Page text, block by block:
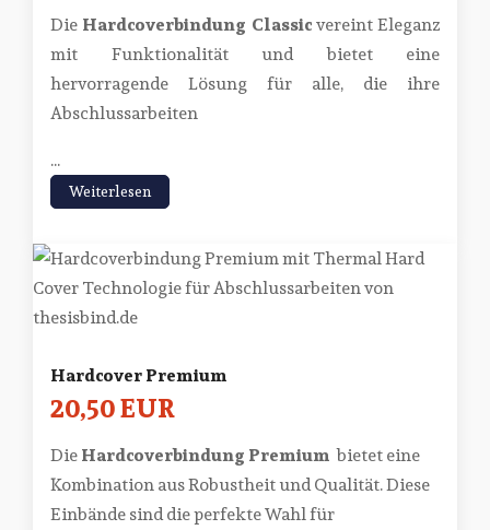
Die Hardcoverbindung Classicvereint Eleganz
mit Funktionalität und bietet eine
hervorragende Lösung für alle, die ihre
Abschlussarbeiten
...
Weiterlesen
Hardcover Premium
20,50 EUR
DieHardcoverbindung Premium bietet eine
Kombination aus Robustheit und Qualität. Diese
Einbände sind die perfekte Wahl für